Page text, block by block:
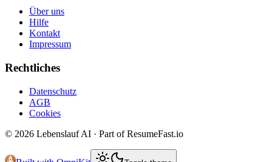
Über uns
Hilfe
Kontakt
Impressum
Rechtliches
Datenschutz
AGB
Cookies
© 2026 Lebenslauf AI · Part of ResumeFast.io